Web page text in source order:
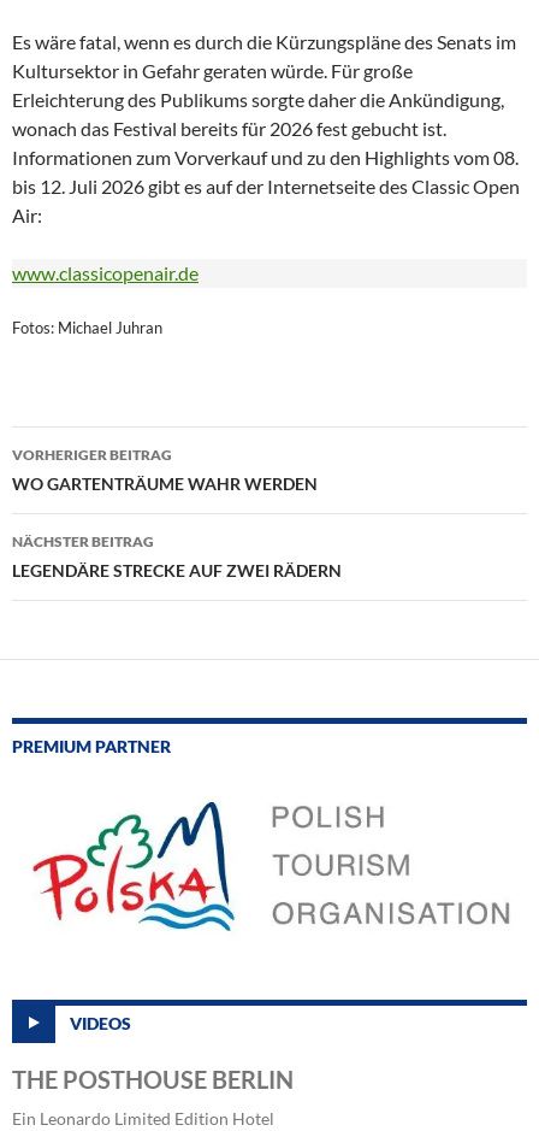
Es wäre fatal, wenn es durch die Kürzungspläne des Senats im
Kultursektor in Gefahr geraten würde. Für große
Erleichterung des Publikums sorgte daher die Ankündigung,
wonach das Festival bereits für 2026 fest gebucht ist.
Informationen zum Vorverkauf und zu den Highlights vom 08.
bis 12. Juli 2026 gibt es auf der Internetseite des Classic Open
Air:
www.classicopenair.de
Fotos: Michael Juhran
Beitragsnavigation
VORHERIGER BEITRAG
WO GARTENTRÄUME WAHR WERDEN
NÄCHSTER BEITRAG
LEGENDÄRE STRECKE AUF ZWEI RÄDERN
PREMIUM PARTNER
VIDEOS
THE POSTHOUSE BERLIN
Ein Leonardo Limited Edition Hotel